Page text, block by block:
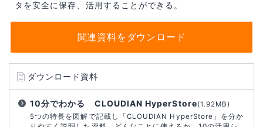
タを安全に保存、活用することができる。
関連資料をダウンロード
ダウンロード資料
10分でわかる CLOUDIAN HyperStore(1.92MB)
5つの特長を図解で記載し「CLOUDIAN HyperStore」を分か